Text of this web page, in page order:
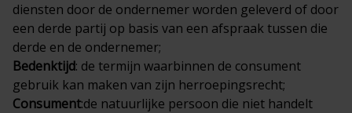
diensten door de ondernemer worden geleverd of door
een derde partij op basis van een afspraak tussen die
derde en de ondernemer;
Bedenktijd: de termijn waarbinnen de consument
gebruik kan maken van zijn herroepingsrecht;
Consument:de natuurlijke persoon die niet handelt